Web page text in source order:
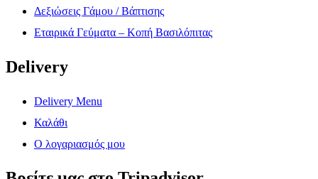
Δεξιώσεις Γάμου / Βάπτισης
Εταιρικά Γεύματα – Κοπή Βασιλόπιτας
Delivery
Delivery Menu
Καλάθι
Ο λογαριασμός μου